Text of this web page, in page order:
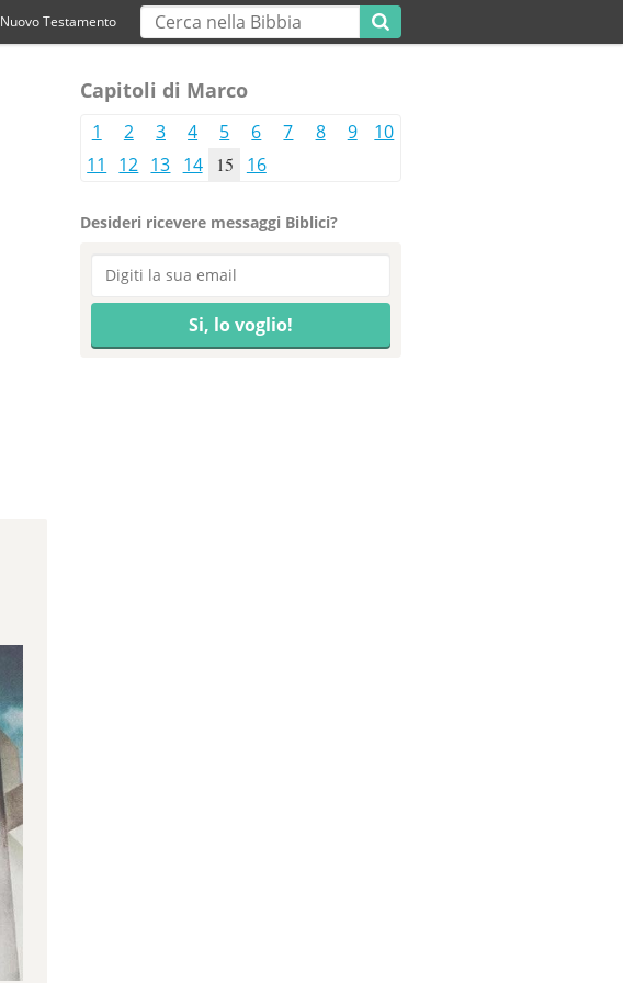
Nuovo Testamento
Capitoli di Marco
1 2 3 4 5 6 7 8 9
10
11
12 13 14 15 16
Desideri ricevere messaggi Biblici?